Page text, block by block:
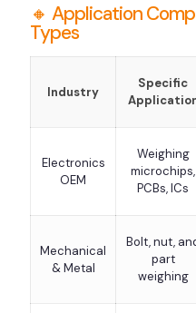
🔸 Application
Types
Industry
Specific
Electronics
OEM
Weighing
microchips,
PCBs, ICs
Mechanical
& Metal
Bolt, nut,
part
weighing